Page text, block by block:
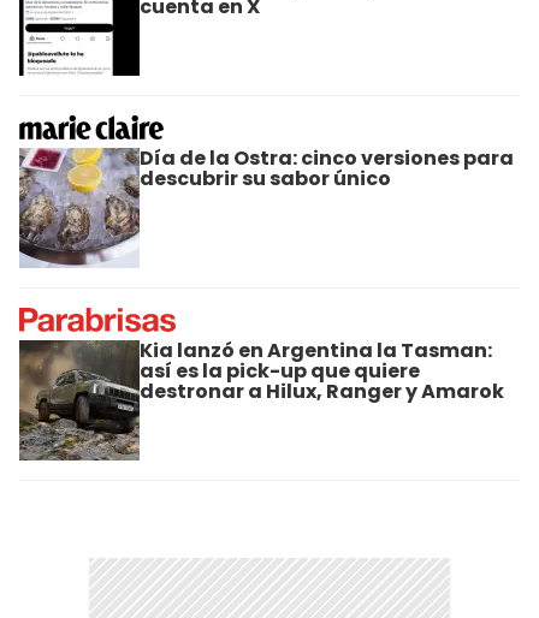
cuenta en X
Día de la Ostra: cinco versiones para
descubrir su sabor único
Kia lanzó en Argentina la Tasman:
así es la pick-up que quiere
destronar a Hilux, Ranger y Amarok